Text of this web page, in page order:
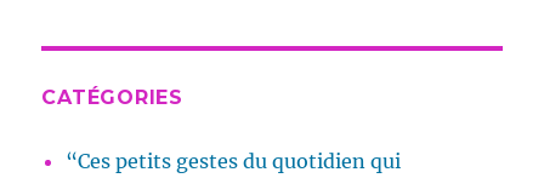
CATÉGORIES
“Ces petits gestes du quotidien qui